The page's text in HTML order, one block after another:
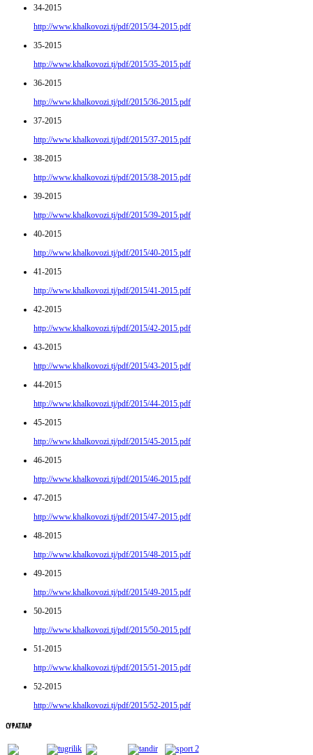
34-2015
http://www.khalkovozi.tj/pdf/2015/34-2015.pdf
35-2015
http://www.khalkovozi.tj/pdf/2015/35-2015.pdf
36-2015
http://www.khalkovozi.tj/pdf/2015/36-2015.pdf
37-2015
http://www.khalkovozi.tj/pdf/2015/37-2015.pdf
38-2015
http://www.khalkovozi.tj/pdf/2015/38-2015.pdf
39-2015
http://www.khalkovozi.tj/pdf/2015/39-2015.pdf
40-2015
http://www.khalkovozi.tj/pdf/2015/40-2015.pdf
41-2015
http://www.khalkovozi.tj/pdf/2015/41-2015.pdf
42-2015
http://www.khalkovozi.tj/pdf/2015/42-2015.pdf
43-2015
http://www.khalkovozi.tj/pdf/2015/43-2015.pdf
44-2015
http://www.khalkovozi.tj/pdf/2015/44-2015.pdf
45-2015
http://www.khalkovozi.tj/pdf/2015/45-2015.pdf
46-2015
http://www.khalkovozi.tj/pdf/2015/46-2015.pdf
47-2015
http://www.khalkovozi.tj/pdf/2015/47-2015.pdf
48-2015
http://www.khalkovozi.tj/pdf/2015/48-2015.pdf
49-2015
http://www.khalkovozi.tj/pdf/2015/49-2015.pdf
50-2015
http://www.khalkovozi.tj/pdf/2015/50-2015.pdf
51-2015
http://www.khalkovozi.tj/pdf/2015/51-2015.pdf
52-2015
http://www.khalkovozi.tj/pdf/2015/52-2015.pdf
СУРАТЛАР